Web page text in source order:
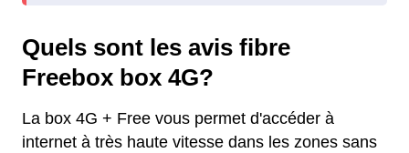
Quels sont les avis fibre
Freebox box 4G?
La box 4G + Free vous permet d'accéder à
internet à très haute vitesse dans les zones sans